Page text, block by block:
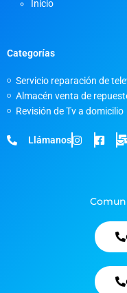
Inicio
Categorías
Servicio reparación de
Almacén venta de
Revisión de Tv a domicilio
Llámanos